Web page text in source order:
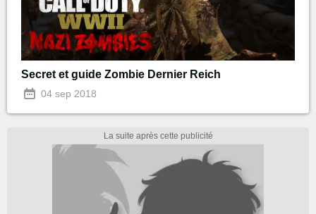
Secret et guide Zombie Dernier Reich
04 sep 2018